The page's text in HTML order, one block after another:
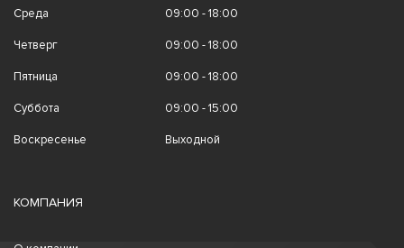
Среда 09:00 - 18:00
Четверг 09:00 - 18:00
Пятница 09:00 - 18:00
Суббота 09:00 - 15:00
Воскресенье Выходной
КОМПАНИЯ